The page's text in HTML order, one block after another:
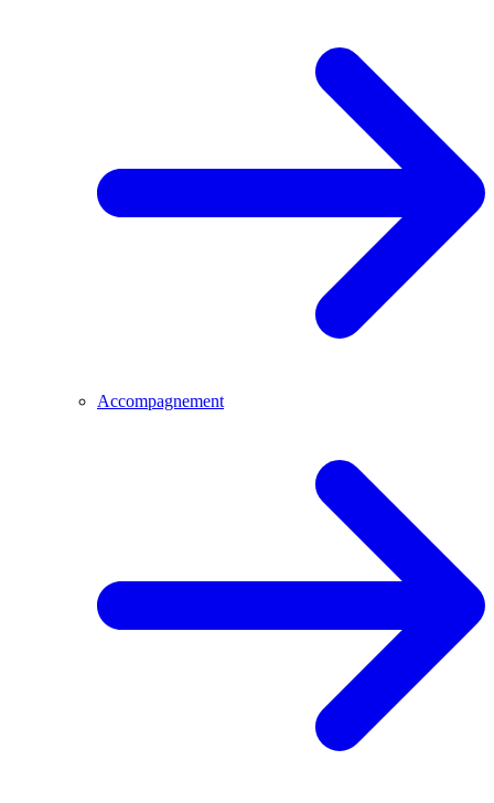
Accompagnement